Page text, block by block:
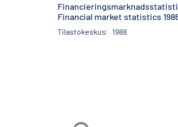
Financial market statistics
Tilastokeskus 1988